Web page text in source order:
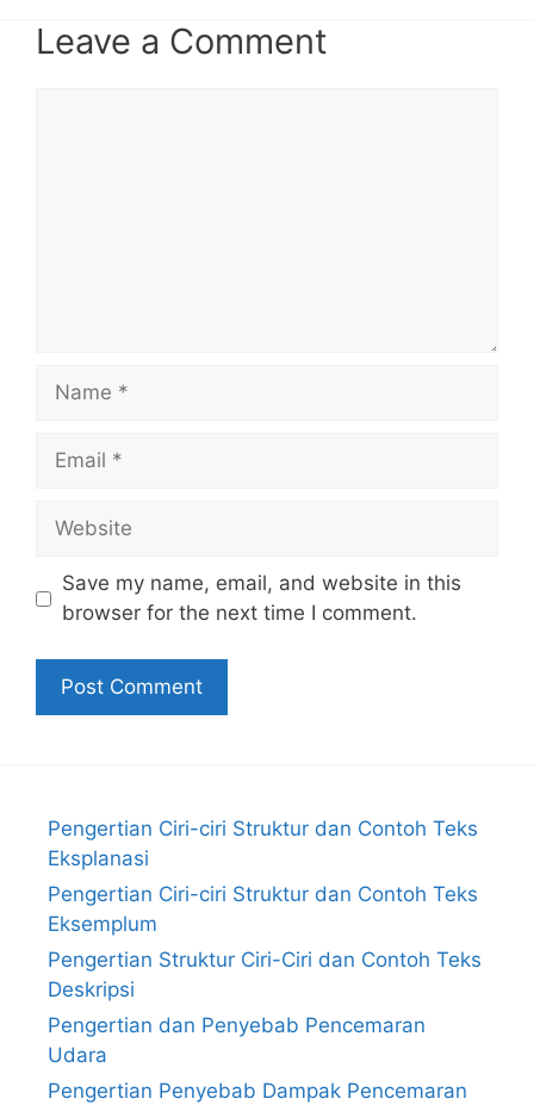
Leave a Comment
Name
Email
Website
Save my name, email, and website in this
browser for the next time I comment.
Pengertian Ciri-ciri Struktur dan Contoh Teks
Eksplanasi
Pengertian Ciri-ciri Struktur dan Contoh Teks
Eksemplum
Pengertian Struktur Ciri-Ciri dan Contoh Teks
Deskripsi
Pengertian dan Penyebab Pencemaran
Udara
Pengertian Penyebab Dampak Pencemaran